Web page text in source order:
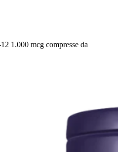
1.000 mcg compresse da